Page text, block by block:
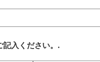
記入ください。.